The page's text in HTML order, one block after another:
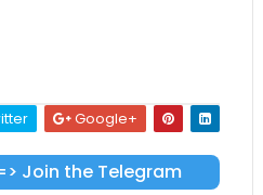
Google+
Join the Telegram